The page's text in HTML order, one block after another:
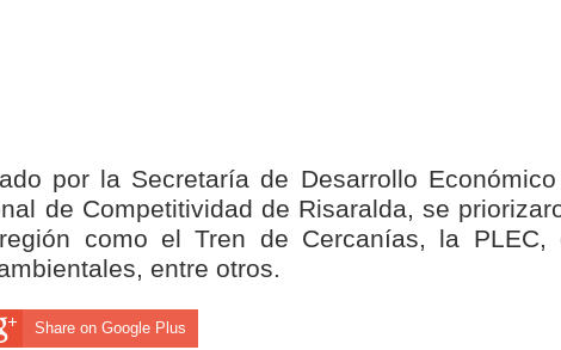
por la Secretaría de Desarrollo
de Competitividad de Risaralda, se
como el Tren de Cercanías, la PLEC,
entre otros.
Share on Google Plus